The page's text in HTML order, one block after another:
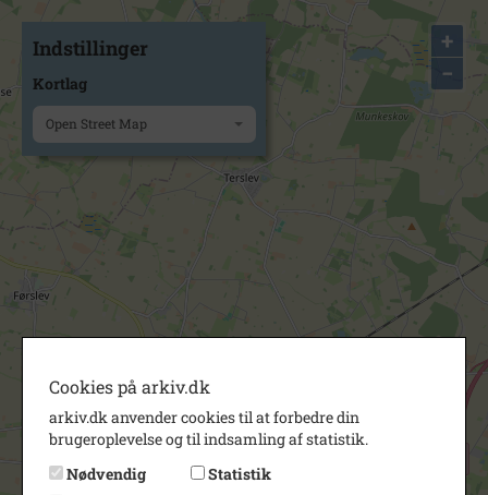
+
−
Indstillinger
Kortlag
Open Street Map
Cookies på arkiv.dk
arkiv.dk anvender cookies til at forbedre din
brugeroplevelse og til indsamling af statistik.
Nødvendig
Statistik